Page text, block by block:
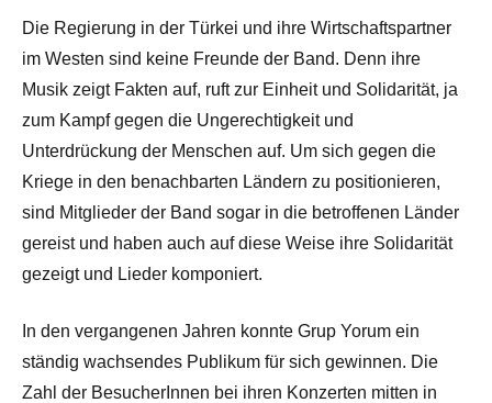
Die Regierung in der Türkei und ihre Wirtschaftspartner
im Westen sind keine Freunde der Band. Denn ihre
Musik zeigt Fakten auf, ruft zur Einheit und Solidarität, ja
zum Kampf gegen die Ungerechtigkeit und
Unterdrückung der Menschen auf. Um sich gegen die
Kriege in den benachbarten Ländern zu positionieren,
sind Mitglieder der Band sogar in die betroffenen Länder
gereist und haben auch auf diese Weise ihre Solidarität
gezeigt und Lieder komponiert.
In den vergangenen Jahren konnte Grup Yorum ein
ständig wachsendes Publikum für sich gewinnen. Die
Zahl der BesucherInnen bei ihren Konzerten mitten in